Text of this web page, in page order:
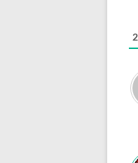
2